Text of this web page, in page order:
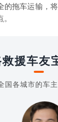
的拖车运输，
援车友
国各城市的车